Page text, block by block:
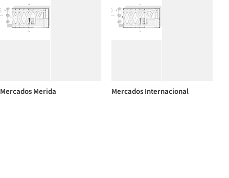
Mercados Merida Mercados Internacional